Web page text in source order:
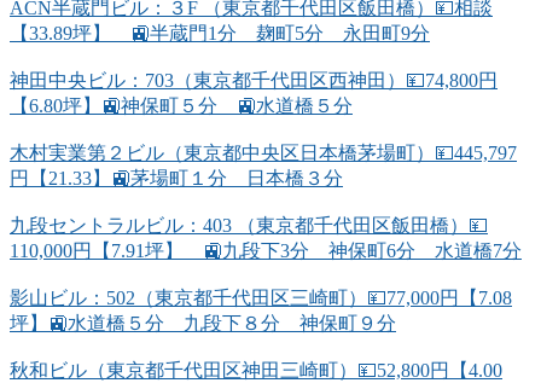
ACN半蔵門ビル：３F （東京都千代田区飯田橋）💴相談
【33.89坪】 🚉半蔵門1分 麹町5分 永田町9分
神田中央ビル：703（東京都千代田区西神田）💴74,800円
【6.80坪】🚉神保町５分 🚉水道橋５分
木村実業第２ビル（東京都中央区日本橋茅場町）💴445,797
円【21.33】🚉茅場町１分 日本橋３分
九段セントラルビル：403 （東京都千代田区飯田橋）💴
110,000円【7.91坪】 🚉九段下3分 神保町6分 水道橋7分
影山ビル：502（東京都千代田区三崎町）💴77,000円【7.08
坪】🚉水道橋５分 九段下８分 神保町９分
秋和ビル（東京都千代田区神田三崎町）💴52,800円【4.00